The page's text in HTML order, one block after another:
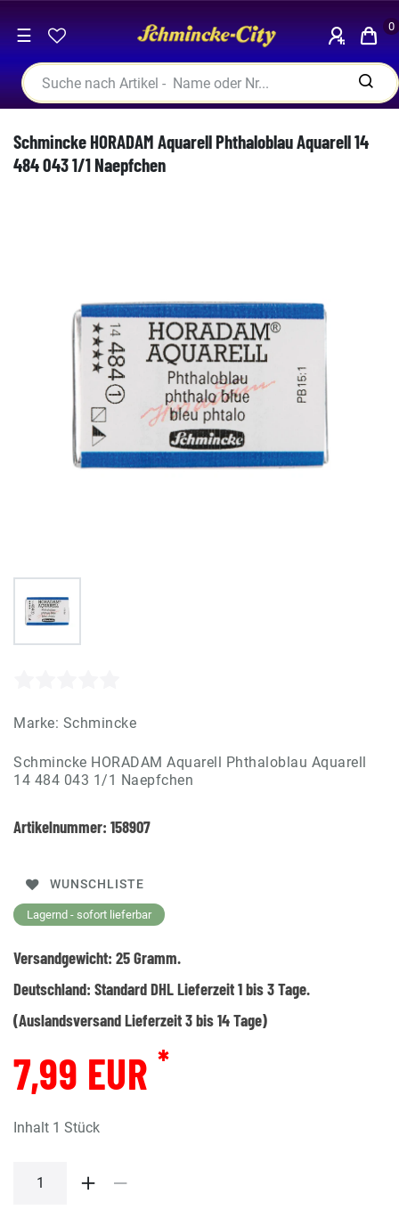
☰ 0
Schmincke HORADAM Aquarell Phthaloblau Aquarell 14
484 043 1/1 Naepfchen
Marke: Schmincke
Schmincke HORADAM Aquarell Phthaloblau Aquarell
14 484 043 1/1 Naepfchen
Artikelnummer: 158907
WUNSCHLISTE
Lagernd - sofort lieferbar
Versandgewicht: 25Gramm.
Deutschland: Standard DHL Lieferzeit 1 bis 3 Tage.
(Auslandsversand Lieferzeit 3 bis 14 Tage)
7,99 EUR *
Inhalt 1 Stück